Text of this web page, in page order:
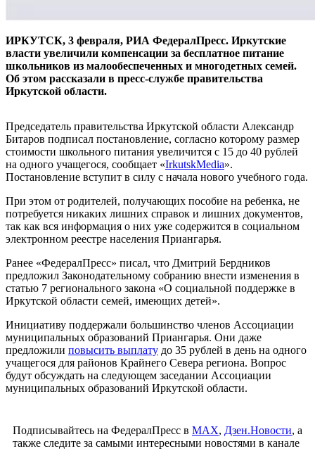
ИРКУТСК, 3 февраля, РИА ФедералПресс. Иркутские
власти увеличили компенсации за бесплатное питание
школьников из малообеспеченных и многодетных семей.
Об этом рассказали в пресс-службе правительства
Иркутской области.
Председатель правительства Иркутской области Александр
Битаров подписал постановление, согласно которому размер
стоимости школьного питания увеличится с 15 до 40 рублей
на одного учащегося, сообщает «IrkutskMedia».
Постановление вступит в силу с начала нового учебного года.
При этом от родителей, получающих пособие на ребенка, не
потребуется никаких лишних справок и лишних документов,
так как вся информация о них уже содержится в социальном
электронном реестре населения Приангарья.
Ранее «ФедералПресс» писал, что Дмитрий Бердников
предложил Законодательному собранию внести изменения в
статью 7 регионального закона «О социальной поддержке в
Иркутской области семей, имеющих детей».
Инициативу поддержали большинство членов Ассоциации
муниципальных образований Приангарья. Они даже
предложили повысить выплату до 35 рублей в день на одного
учащегося для районов Крайнего Севера региона. Вопрос
будут обсуждать на следующем заседании Ассоциации
муниципальных образований Иркутской области.
Подписывайтесь на ФедералПресс в МАХ, Дзен.Новости, а
также следите за самыми интересными новостями в канале